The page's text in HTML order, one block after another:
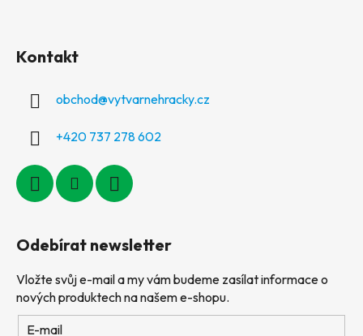
Kontakt
obchod@vytvarnehracky.cz
+420 737 278 602
Odebírat newsletter
Vložte svůj e-mail a my vám budeme zasílat informace o
nových produktech na našem e-shopu.
E-mail